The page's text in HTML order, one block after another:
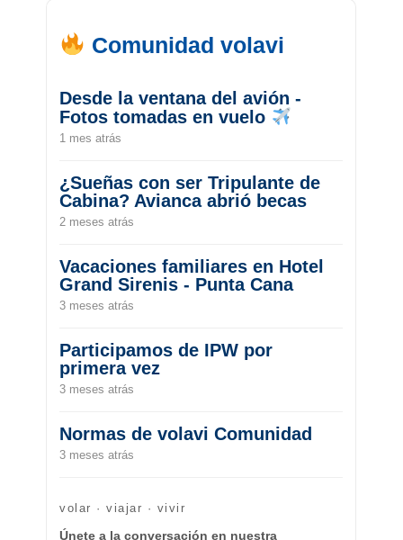
Comunidad volavi
Desde la ventana del avión -
Fotos tomadas en vuelo
1 mes atrás
¿Sueñas con ser Tripulante de
Cabina? Avianca abrió becas
2 meses atrás
Vacaciones familiares en Hotel
Grand Sirenis - Punta Cana
3 meses atrás
Participamos de IPW por
primera vez
3 meses atrás
Normas de volavi Comunidad
3 meses atrás
volar · viajar · vivir
Únete a la conversación en nuestra